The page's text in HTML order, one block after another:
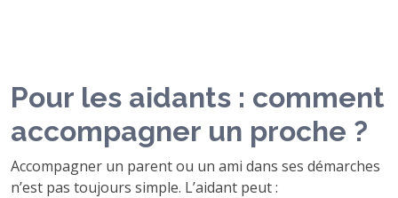
Pour les aidants : comment
accompagner un proche ?
Accompagner un parent ou un ami dans ses démarches
n’est pas toujours simple. L’aidant peut :